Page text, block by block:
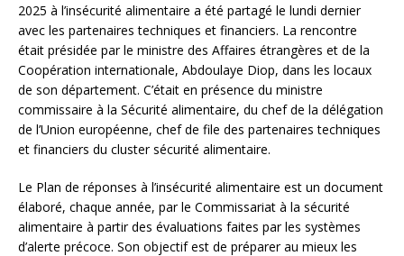
2025 à l’insécurité alimentaire a été partagé le lundi dernier
avec les partenaires techniques et financiers. La rencontre
était présidée par le ministre des Affaires étrangères et de la
Coopération internationale, Abdoulaye Diop, dans les locaux
de son département. C’était en présence du ministre
commissaire à la Sécurité alimentaire, du chef de la délégation
de l’Union européenne, chef de file des partenaires techniques
et financiers du cluster sécurité alimentaire.
Le Plan de réponses à l’insécurité alimentaire est un document
élaboré, chaque année, par le Commissariat à la sécurité
alimentaire à partir des évaluations faites par les systèmes
d’alerte précoce. Son objectif est de préparer au mieux les